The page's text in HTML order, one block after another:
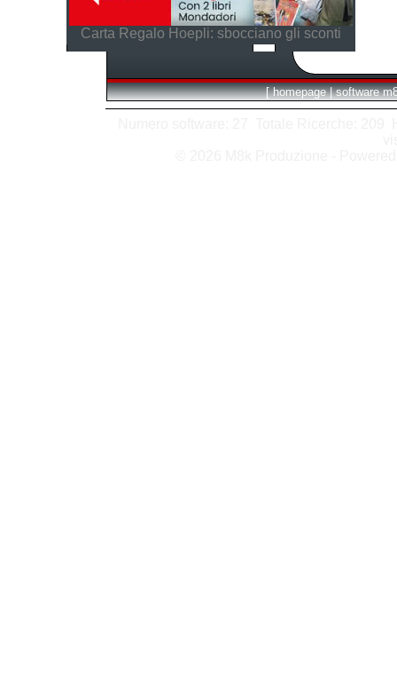
Carta Regalo Hoepli: sbocciano gli sconti
[ homepage | software